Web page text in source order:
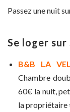
Passez une nuit
Se loger sur
B&B LA
Chambre
60€ la nuit,
la propriétaire